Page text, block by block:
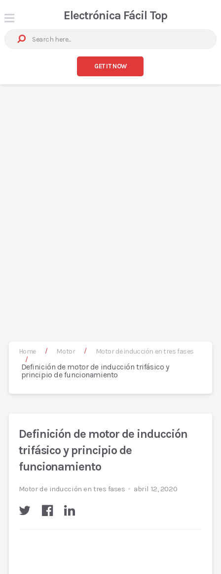
Electrónica Fácil Top
GET IT NOW
Home / Motor /
Motor de inducción en tres fases
/
Definición de motor de inducción trifásico y
principio de funcionamiento
Definición de motor de inducción
trifásico y principio de
funcionamiento
Motor de inducción en tres fases abril 12, 2020